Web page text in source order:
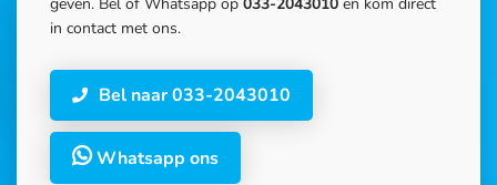
in contact met ons.
Bel naar 033-2043010
Whatsapp ons